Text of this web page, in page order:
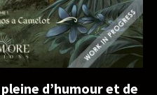
d’humour et de